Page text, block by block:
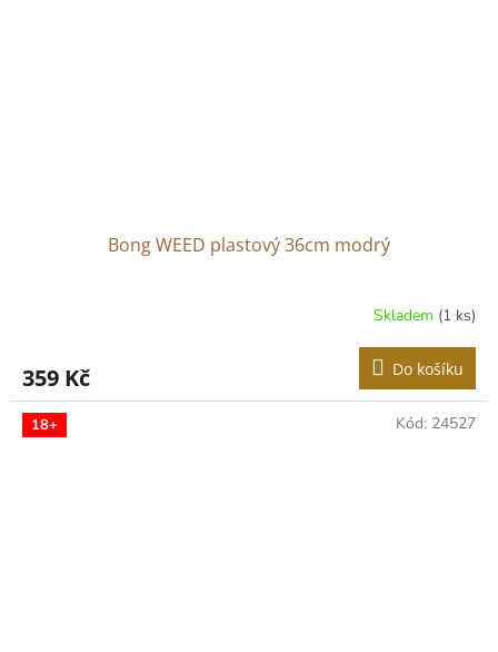
Bong WEED plastový 36cm modrý
Skladem (1 ks)
359 Kč Do košíku
18+ Kód: 24527